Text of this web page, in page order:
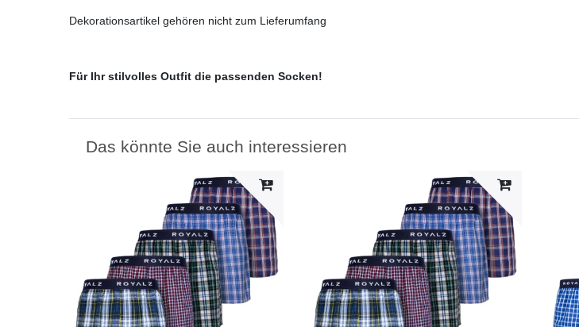
Dekorationsartikel gehören nicht zum Lieferumfang
Für Ihr stilvolles Outfit die passenden Socken!
Das könnte Sie auch interessieren